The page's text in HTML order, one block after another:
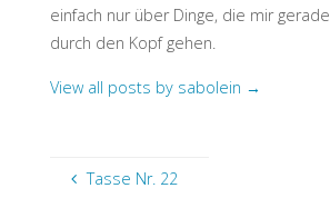
einfach nur über Dinge, die mir gerade
durch den Kopf gehen.
View all posts by sabolein →
Tasse Nr. 22